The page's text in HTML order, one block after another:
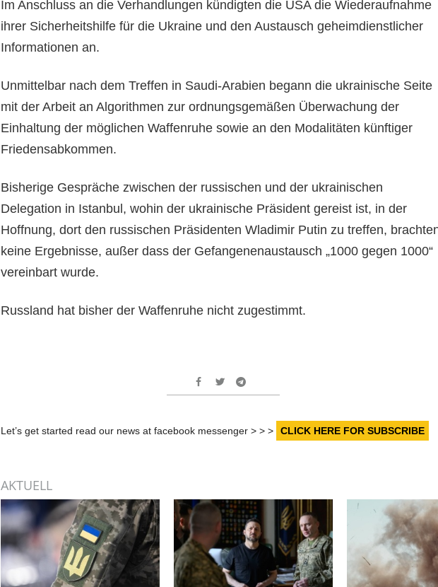
Im Anschluss an die Verhandlungen kündigten die USA die Wiederaufnahme
ihrer Sicherheitshilfe für die Ukraine und den Austausch geheimdienstlicher
Informationen an.
Unmittelbar nach dem Treffen in Saudi-Arabien begann die ukrainische Seite
mit der Arbeit an Algorithmen zur ordnungsgemäßen Überwachung der
Einhaltung der möglichen Waffenruhe sowie an den Modalitäten künftiger
Friedensabkommen.
Bisherige Gespräche zwischen der russischen und der ukrainischen
Delegation in Istanbul, wohin der ukrainische Präsident gereist ist, in der
Hoffnung, dort den russischen Präsidenten Wladimir Putin zu treffen,
keine Ergebnisse, außer dass der Gefangenenaustausch „1000 gegen 1000“
vereinbart wurde.
Russland hat bisher der Waffenruhe nicht zugestimmt.
Let’s get started read our news at facebook messenger > > > CLICK HERE FOR SUBSCRIBE
AKTUELL